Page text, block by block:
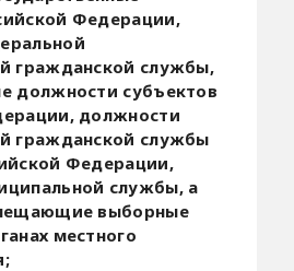
Федерации,
гражданской службы,
должности субъектов
должности
гражданской службы
Федерации,
службы, а
выборные
местного